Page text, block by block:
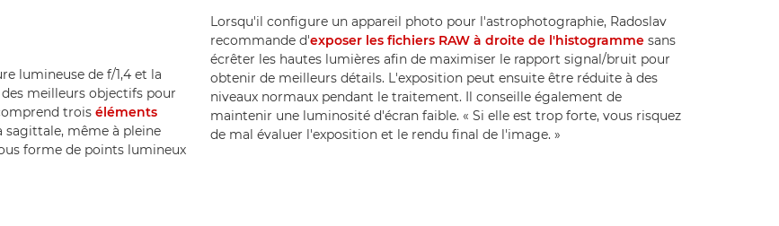
lumineuse de f/1,4 et la
meilleurs objectifs pour
trois éléments
même à pleine
forme de points lumineux
Lorsqu'il configure un appareil photo pour l'astrophotographie, Radoslav
recommande d'exposer les fichiers RAW à droite de l'histogramme sans
écrêter les hautes lumières afin de maximiser le rapport signal/bruit pour
obtenir de meilleurs détails. L'exposition peut ensuite être réduite à des
niveaux normaux pendant le traitement. Il conseille également de
maintenir une luminosité d'écran faible. « Si elle est trop forte, vous risquez
de mal évaluer l'exposition et le rendu final de l'image. »